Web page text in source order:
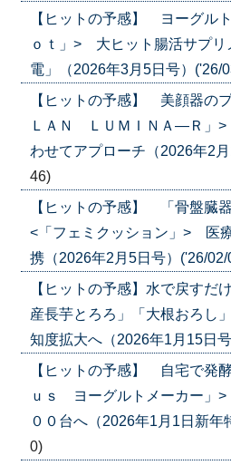
【ヒットの予感】 ヨーグル
ｏｔ」> 大ヒット腸活サプリ
電」（2026年3月5日号）('26/
【ヒットの予感】 美顔器の
ＬＡＮ ＬＵＭＩＮＡ―Ｒ」
わせてアプローチ（2026年2
46)
【ヒットの予感】 「骨盤臓
<「フェミクッション」> 医
携（2026年2月5日号）('26/02/
【ヒットの予感】水で戻す
産長芋とろろ」「大根おろし
知度拡大へ（2026年1月15日
【ヒットの予感】 自宅で発
ｕｓ ヨーグルトメーカー」
００台へ（2026年1月1日新年
0)